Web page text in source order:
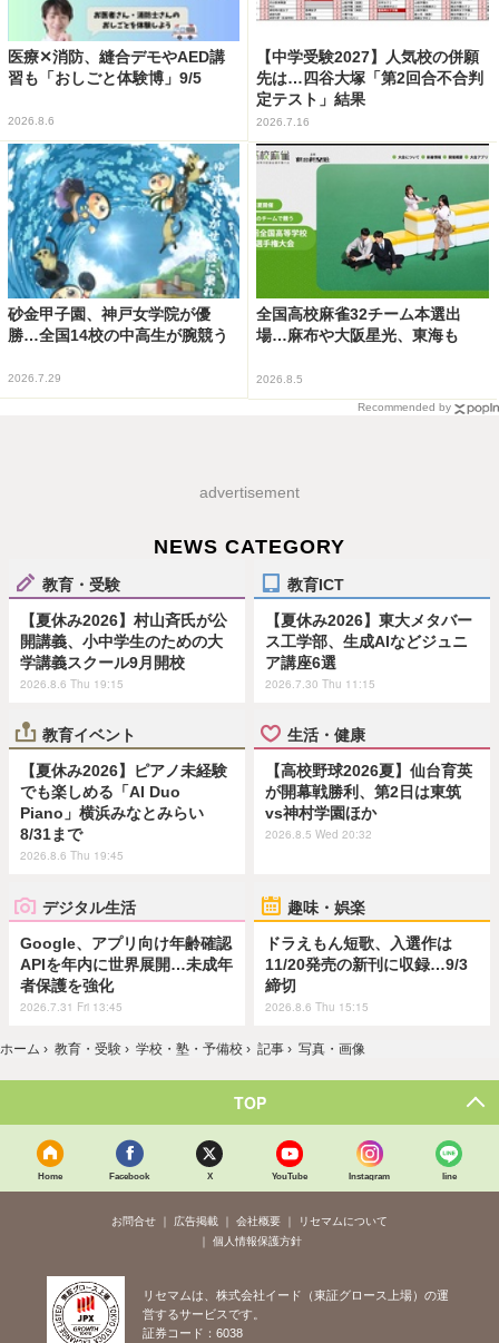
医療✕消防、縫合デモやAED講
習も「おしごと体験博」9/5
2026.8.6
【中学受験2027】人気校の併願
先は…四谷大塚「第2回合不合判
定テスト」結果
2026.7.16
砂金甲子園、神戸女学院が優
勝…全国14校の中高生が腕競う
2026.7.29
全国高校麻雀32チーム本選出
場…麻布や大阪星光、東海も
2026.8.5
Recommended by
advertisement
NEWS CATEGORY
教育・受験
【夏休み2026】村山斉氏が公
開講義、小中学生のための大
学講義スクール9月開校
2026.8.6 Thu 19:15
教育ICT
【夏休み2026】東大メタバー
ス工学部、生成AIなどジュニ
ア講座6選
2026.7.30 Thu 11:15
教育イベント
【夏休み2026】ピアノ未経験
でも楽しめる「AI Duo
Piano」横浜みなとみらい
8/31まで
2026.8.6 Thu 19:45
生活・健康
【高校野球2026夏】仙台育英
が開幕戦勝利、第2日は東筑
vs神村学園ほか
2026.8.5 Wed 20:32
デジタル生活
Google、アプリ向け年齢確認
APIを年内に世界展開…未成年
者保護を強化
2026.7.31 Fri 13:45
趣味・娯楽
ドラえもん短歌、入選作は
11/20発売の新刊に収録…9/3
締切
2026.8.6 Thu 15:15
ホーム › 教育・受験 › 学校・塾・予備校 › 記事 › 写真・画像
TOP
Home Facebook X YouTube Instagram line
お問合せ 広告掲載 会社概要
リセマムについて
個人情報保護方針
リセマムは、株式会社イード（東証グロース上場）の運
営するサービスです。
証券コード：6038